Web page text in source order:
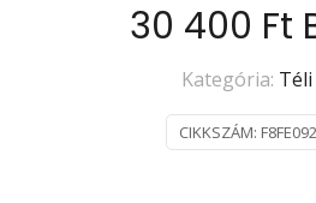
30 400 Ft
CIKKSZÁM:
Kategória: